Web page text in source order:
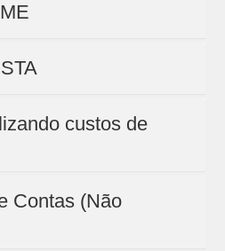
custos de
Contas (Não